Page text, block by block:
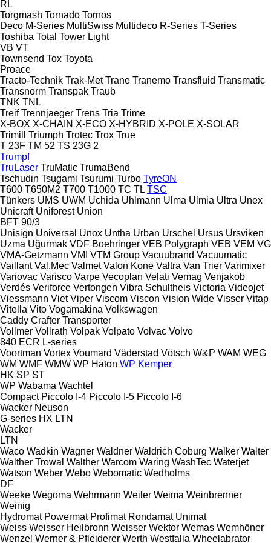
RL
Torgmash Tornado Tornos
Deco M-Series MultiSwiss Multideco R-Series T-Series
Toshiba Total Tower Light
VB VT
Townsend Tox Toyota
Proace
Tracto-Technik Trak-Met Trane Tranemo Transfluid Transmatic
Transnorm Transpak Traub
TNK TNL
Treif Trennjaeger Trens Tria Trime
X-BOX X-CHAIN X-ECO X-HYBRID X-POLE X-SOLAR
Trimill
Triumph Trotec Trox True
T 23F TM 52 TS 23G 2
Trumpf
TruLaser TruMatic TrumaBend
Tschudin Tsugami Tsurumi Turbo TyreON
T600 T650M2 T700 T1000 TC TL TSC
Tünkers UMS UWM Uchida Uhlmann Ulma Ulmia Ultra Unex
Unicraft Uniforest Union
BFT 90/3
Unisign Universal Unox Untha Urban Urschel Ursus Ursviken
Uzma Uğurmak VDF Boehringer VEB Polygraph VEB VEM VG
VMA-Getzmann VMI VTM Group Vacuubrand Vacuumatic
Vaillant Val.Mec Valmet Valon Kone Valtra Van Trier Varimixer
Variovac Varisco Varpe Vecoplan Velati Vemag Venjakob
Verdés Veriforce Vertongen Vibra Schultheis Victoria Videojet
Viessmann Viet Viper Viscom Viscon Vision Wide Visser Vitap
Vitella Vito Vogamakina Volkswagen
Caddy Crafter Transporter
Vollmer Vollrath Volpak Volpato Volvac Volvo
840 ECR L-series
Voortman Vortex Voumard Väderstad Vötsch W&P WAM WEG
WM WMF WMW WP Haton WP Kemper
HK SP ST
WP Wabama Wachtel
Compact Piccolo I-4 Piccolo I-5 Piccolo I-6
Wacker Neuson
G-series HX LTN
Wacker
LTN
Waco Wadkin Wagner Waldner Waldrich Coburg Walker Walter
Walther Trowal Walther Warcom Waring WashTec Waterjet
Watson Weber Webo Webomatic Wedholms
DF
Weeke Wegoma Wehrmann Weiler Weima Weinbrenner
Weinig
Hydromat Powermat Profimat Rondamat Unimat
Weiss Weisser Heilbronn Weisser Wektor Wemas Wemhöner
Wenzel Werner & Pfleiderer Werth Westfalia Wheelabrator